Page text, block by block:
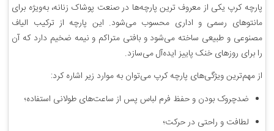
پارچه کرپ یکی از معروف ترین پارچه‌ها در صنعت پوشاک زنانه، به‌ویژه برای
مانتوهای رسمی و اداری محسوب می‌شود. این پارچه از ترکیب الیاف
مصنوعی و طبیعی ساخته می‌شود و بافتی متراکم و نیمه ضخیم دارد که آن
را برای روزهای خنک پاییز ایده‌آل می‌سازد.
از مهم‌ترین ویژگی‌های پارچه کرپ می‌توان به موارد زیر اشاره کرد:
ضدچروک بودن و حفظ فرم لباس پس از ساعت‌های طولانی استفاده؛
لطافت و راحتی در حرکت؛